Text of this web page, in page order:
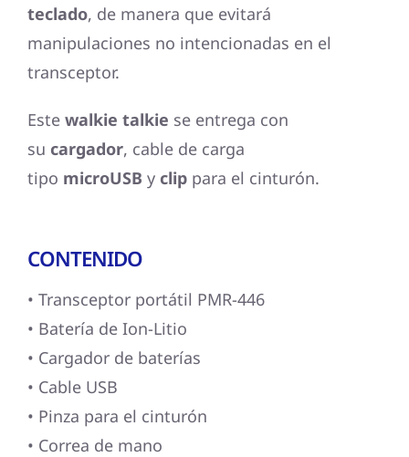
teclado, de manera que evitará
manipulaciones no intencionadas en el
transceptor.
Este walkie talkie se entrega con
su cargador, cable de carga
tipo microUSB y clippara el cinturón.
CONTENIDO
• Transceptor portátil PMR-446
• Batería de Ion-Litio
• Cargador de baterías
• Cable USB
• Pinza para el cinturón
• Correa de mano